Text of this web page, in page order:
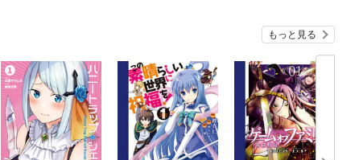
もっと見る